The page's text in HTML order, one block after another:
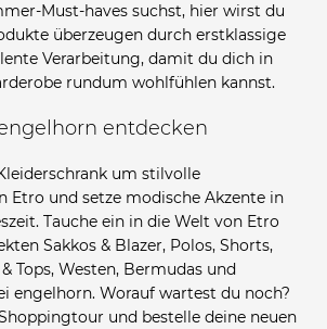
Must-haves suchst, hier wirst du
überzeugen durch erstklassige
Verarbeitung, damit du dich in
rundum wohlfühlen kannst.
entdecken
um stilvolle
Etro und setze modische Akzente in
Tauche ein in die Welt von Etro
Sakkos & Blazer, Polos, Shorts,
Tops, Westen, Bermudas und
engelhorn. Worauf wartest du noch?
und bestelle deine neuen